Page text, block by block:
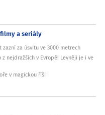
a seriály
za úsvitu ve 3000 metrech
nejdražších v Evropě! Levněji je i ve
v magickou říši